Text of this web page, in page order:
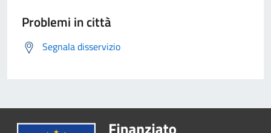
Problemi in città
Segnala disservizio